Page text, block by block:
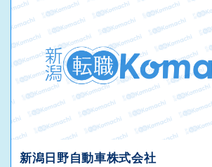
新潟日野自動車株式会社